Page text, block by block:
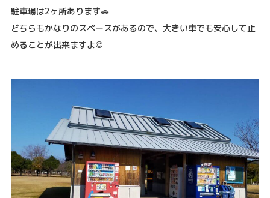
駐車場は2ヶ所あります🚗
どちらもかなりのスペースがあるので、大きい車でも安心して止
めることが出来ますよ◎